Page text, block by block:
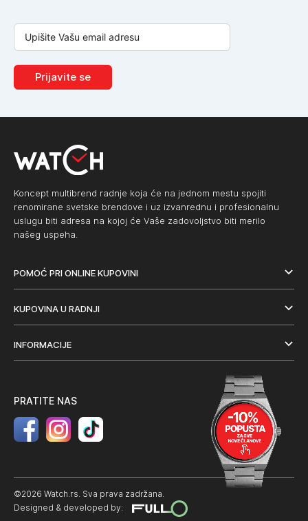
Prijavite se
Koncept multibrend radnje koja će na jednom mestu spojiti
renomirane svetske brendove i uz izvanrednu i profesionalnu
uslugu biti adresa na kojoj će Vaše zadovoljstvo biti merilo
našeg uspeha.
POMOĆ PRI ONLINE KUPOVINI
KUPOVINA U RADNJI
INFORMACIJE
PRATITE NAS
©2026 Watch.rs. Sva prava zadržana.
Designed & developed by: